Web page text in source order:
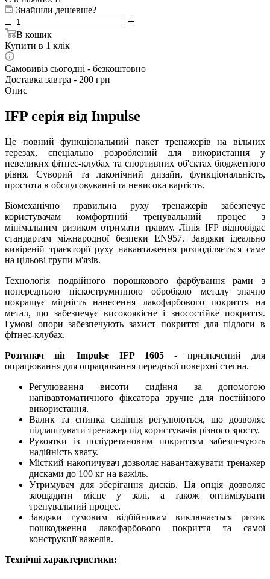
Знайшли дешевше?
В кошик
Купити в 1 клік
Самовивіз сьогодні - безкоштовно
Доставка завтра - 200 грн
Опис
IFP серія від Impulse
Це повний функціональний пакет тренажерів на вільних
терезах, спеціально розроблений для використання у
невеликих фітнес-клубах та спортивних об'єктах бюджетного
рівня. Суворий та лаконічний дизайн, функціональність,
простота в обслуговуванні та невисока вартість.
Біомеханічно правильна руху тренажерів забезпечує
користувачам комфортний тренувальний процес з
мінімальним ризиком отримати травму. Лінія IFP відповідає
стандартам міжнародної безпеки EN957. Завдяки ідеально
вивіреній траєкторії руху навантаження розподіляється саме
на цільові групи м'язів.
Технологія подвійного порошкового фарбування рами з
попередньою піскоструминною обробкою металу значно
покращує міцність нанесення лакофарбового покриття на
метал, що забезпечує високоякісне і зносостійке покриття.
Гумові опори забезпечують захист покриття для підлоги в
фітнес-клубах.
Розгинач ніг Impulse IFP 1605 - призначений для
опрацювання для опрацювання передньої поверхні стегна.
Регулювання висоти сидіння за допомогою
напівавтоматичного фіксатора зручне для постійного
використання.
Валик та спинка сидіння регулюються, що дозволяє
підлаштувати тренажер під користувачів різного зросту.
Рукоятки із поліуретановим покриттям забезпечують
надійність хвату.
Місткий накопичувач дозволяє навантажувати тренажер
дисками до 100 кг на важіль.
Утримувач для зберігання дисків. Ця опція дозволяє
заощадити місце у залі, а також оптимізувати
тренувальний процес.
Завдяки гумовим відбійникам виключається ризик
пошкодження лакофарбового покриття та самої
конструкції важелів.
Технічні характеристики: